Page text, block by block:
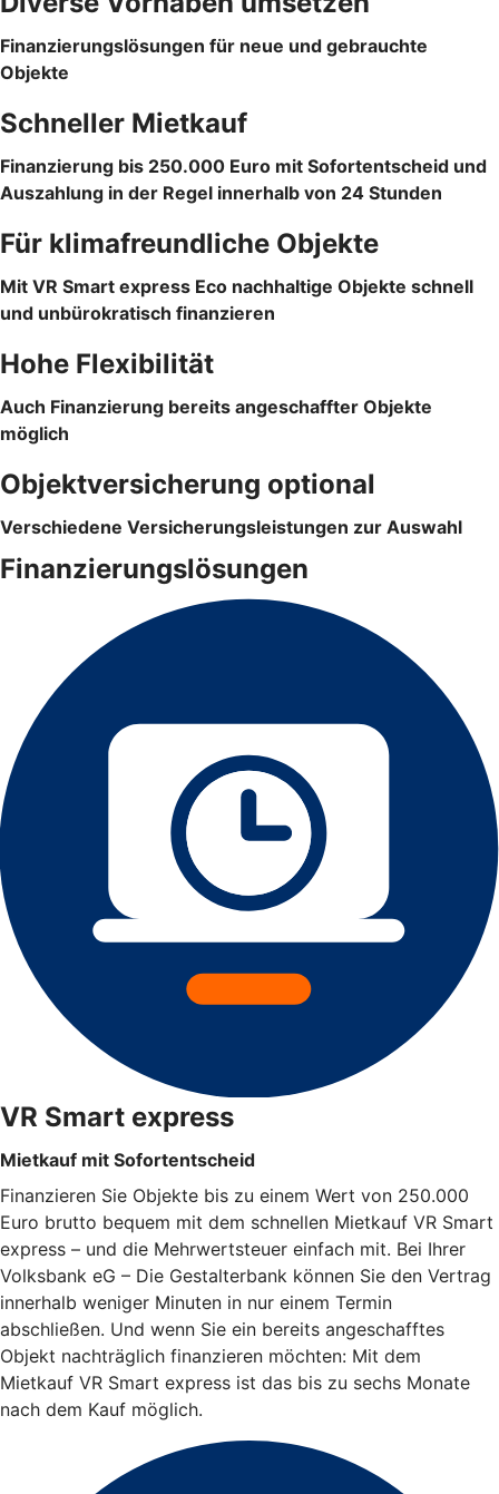
Finanzierungslösungen für neue und gebrauchte
Objekte
Schneller Mietkauf
Finanzierung bis 250.000 Euro mit Sofortentscheid und
Auszahlung in der Regel innerhalb von 24 Stunden
Für klimafreundliche Objekte
Mit VR Smart express Eco nachhaltige Objekte schnell
und unbürokratisch finanzieren
Hohe Flexibilität
Auch Finanzierung bereits angeschaffter Objekte
möglich
Objektversicherung optional
Verschiedene Versicherungsleistungen zur Auswahl
Finanzierungslösungen
VR Smart express
Mietkauf mit Sofortentscheid
Finanzieren Sie Objekte bis zu einem Wert von 250.000
Euro brutto bequem mit dem schnellen Mietkauf VR Smart
express – und die Mehrwertsteuer einfach mit. Bei Ihrer
Volksbank eG – Die Gestalterbank können Sie den Vertrag
innerhalb weniger Minuten in nur einem Termin
abschließen. Und wenn Sie ein bereits angeschafftes
Objekt nachträglich finanzieren möchten: Mit dem
Mietkauf VR Smart express ist das bis zu sechs Monate
nach dem Kauf möglich.